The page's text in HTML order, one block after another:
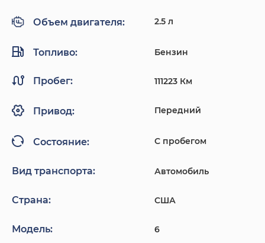
Объем двигателя: 2.5 л
Топливо: Бензин
Пробег: 111223 Км
Привод: Передний
Состояние: С пробегом
Вид транспорта: Автомобиль
Страна: США
Модель: 6